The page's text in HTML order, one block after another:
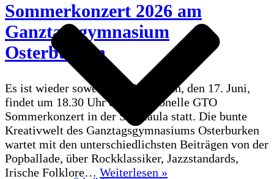
Sommerkonzert 2026 am
Ganztagsgymnasium
Osterburken
Es ist wieder soweit! Am Mittwoch, den 17. Juni,
findet um 18.30 Uhr das traditionelle GTO
Sommerkonzert in der Schulaula statt. Die bunte
Kreativwelt des Ganztagsgymnasiums Osterburken
wartet mit den unterschiedlichsten Beiträgen von der
Popballade, über Rockklassiker, Jazzstandards,
Irische Folklore… Weiterlesen »